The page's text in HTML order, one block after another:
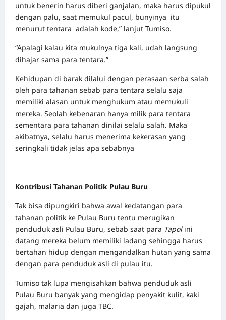
untuk benerin harus diberi ganjalan, maka harus dipukul
dengan palu, saat memukul pacul, bunyinya itu
menurut tentara adalah kode,” lanjut Tumiso.
“Apalagi kalau kita mukulnya tiga kali, udah langsung
dihajar sama para tentara.”
Kehidupan di barak dilalui dengan perasaan serba salah
oleh para tahanan sebab para tentara selalu saja
memiliki alasan untuk menghukum atau memukuli
mereka. Seolah kebenaran hanya milik para tentara
sementara para tahanan dinilai selalu salah. Maka
akibatnya, selalu harus menerima kekerasan yang
seringkali tidak jelas apa sebabnya
Kontribusi Tahanan Politik Pulau Buru
Tak bisa dipungkiri bahwa awal kedatangan para
tahanan politik ke Pulau Buru tentu merugikan
penduduk asli Pulau Buru, sebab saat para Tapolini
datang mereka belum memiliki ladang sehingga harus
bertahan hidup dengan mengandalkan hutan yang sama
dengan para penduduk asli di pulau itu.
Tumiso tak lupa mengisahkan bahwa penduduk asli
Pulau Buru banyak yang mengidap penyakit kulit, kaki
gajah, malaria dan juga TBC.